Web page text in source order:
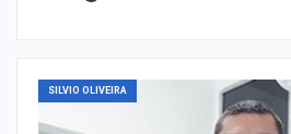
SILVIO OLIVEIRA